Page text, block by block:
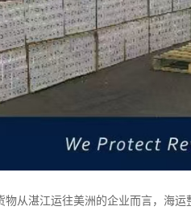
物从湛江运往美洲的企业而言，海